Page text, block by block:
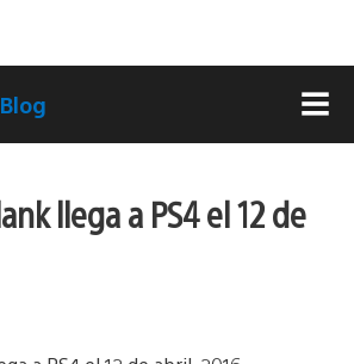
llega a PS4 el 12 de